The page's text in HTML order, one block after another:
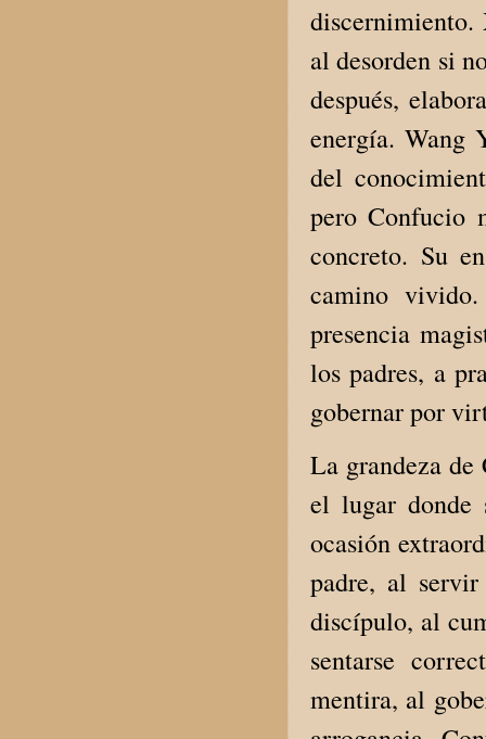
discernimiento.
al desorden si
después,
energía. Wang
del
pero Confucio
concreto. Su
camino
presencia
los padres, a
gobernar por
La grandeza
el lugar donde
ocasión
padre, al
discípulo, al
sentarse
mentira, al